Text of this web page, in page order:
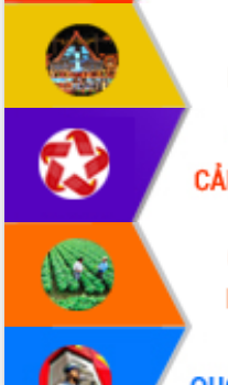
sầu riêng tại Đắk Lắk
Trình diễn nghệ thuật chế biến các
món ăn từ sầu riêng
Đắk Lắk công bố Quy hoạch và xúc
tiến đầu tư tỉnh
Ngành cá ngừ Đắk Lắk chủ động thích
ứng để giữ vững thị trường xuất khẩu
Diễn đàn Kinh tế tư nhân Việt Nam đột
phá cơ chế - Hợp tác công tư
Đề án 06 tạo bước ngoặt đột phá trong
cải cách hành chính tỉnh Đắk Lắk
Kết nối tour, đẩy mạnh chuyển đổi số
để phát triển du lịch Đắk Lắk
Khởi động Dự án Đầu tư xây dựng hạ
tầng kỹ thuật Cụm công nghiệp Tân
Tiến